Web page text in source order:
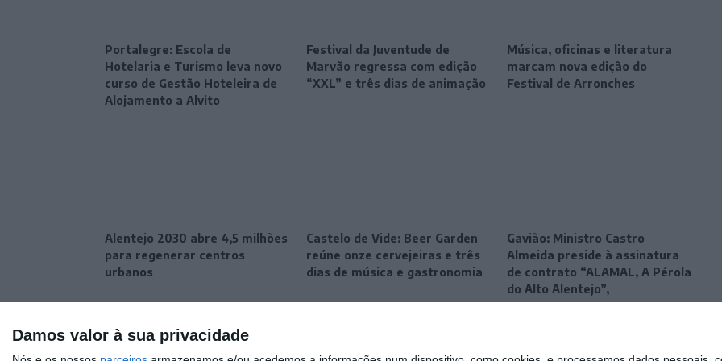
Damos valor à sua privacidade
Portalegre: Escola de
Hotelaria e Turismo leva novo
curso de Gestão Hoteleira de
Alojamento a Alvito
Festival da Juventude de
Marvão regressa com edição
“XXL” e três dias de animação
Música, oficinas e literatura
marcam nova edição do
Festival de Arronches
Alentejo 2030 abre 4,5 milhões
para regenerar centros
urbanos
Castelo de Vide: Beer Garden
reúne onze cervejeiras e três
dias de música e gastronomia
Gavião: Ministro Castro
Almeida preside à assinatura
de contrato “ALAMAL, A Pérola
do Alto Alentejo”,